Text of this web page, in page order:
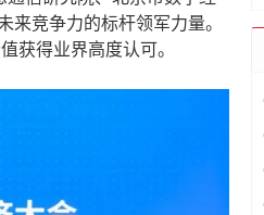
竞争力的标杆领军力量。
获得业界高度认可。